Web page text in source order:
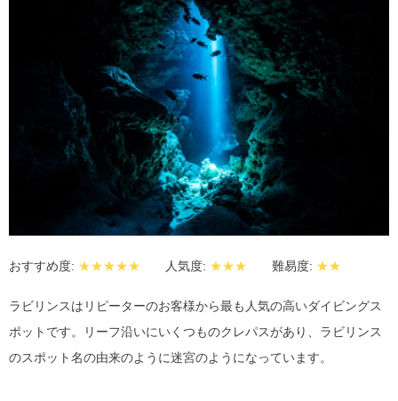
おすすめ度: ★★★★★ 人気度: ★★★ 難易度: ★★
ラビリンスはリピーターのお客様から最も人気の高いダイビングス
ポットです。リーフ沿いにいくつものクレパスがあり、ラビリンス
のスポット名の由来のように迷宮のようになっています。